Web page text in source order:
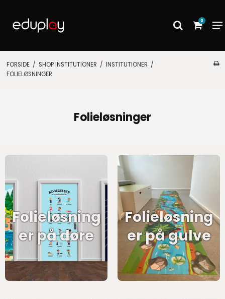
0
FORSIDE / SHOP INSTITUTIONER / INSTITUTIONER /
FOLIELØSNINGER
Folieløsninger
Folieløsning
er på døre
Folieløsning
er på gulve